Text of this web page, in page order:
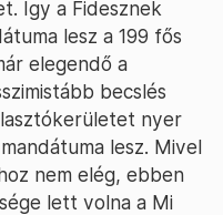
Így a Fidesznek
lesz a 199 fős
elegendő a
becslés
nyer
lesz. Mivel
nem elég, ebben
lett volna a Mi